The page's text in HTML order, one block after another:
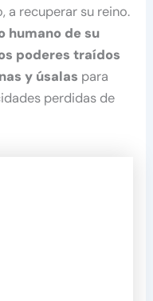
a recuperar su reino.
humano de su
poderes traídos
y úsalas para
perdidas de